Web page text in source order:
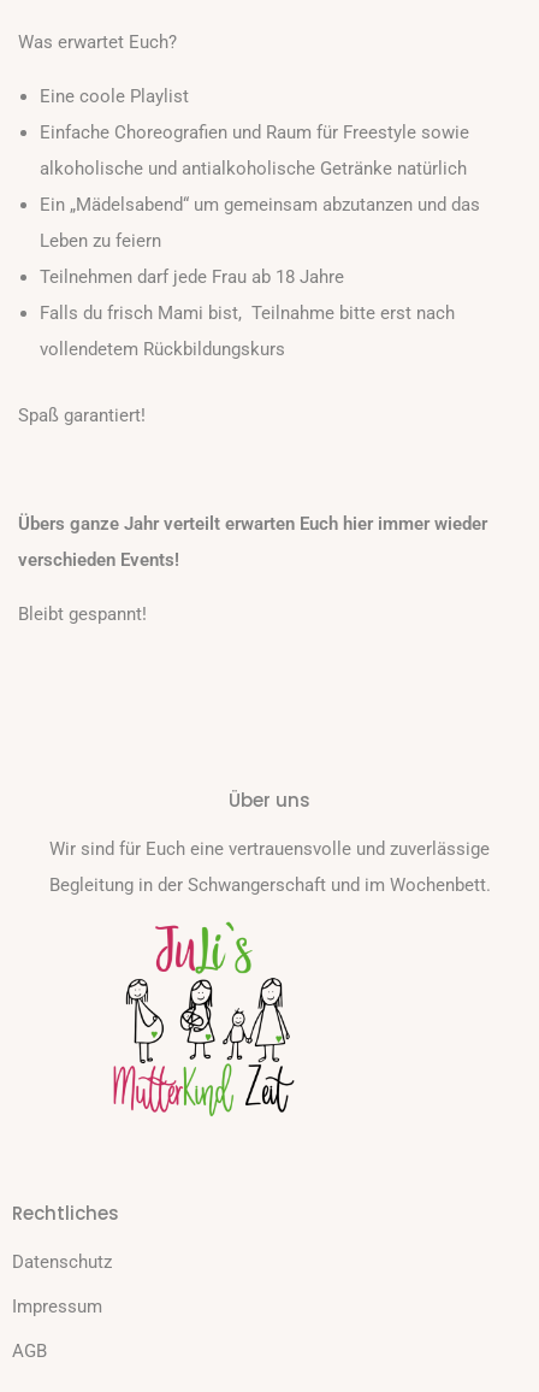
Was erwartet Euch?
Eine coole Playlist
Einfache Choreografien und Raum für Freestyle sowie
alkoholische und antialkoholische Getränke natürlich
Ein „Mädelsabend“ um gemeinsam abzutanzen und das
Leben zu feiern
Teilnehmen darf jede Frau ab 18 Jahre
Falls du frisch Mami bist, Teilnahme bitte erst nach
vollendetem Rückbildungskurs
Spaß garantiert!
Übers ganze Jahr verteilt erwarten Euch hier immer wieder
verschieden Events!
Bleibt gespannt!
Über uns
Wir sind für Euch eine vertrauensvolle und zuverlässige
Begleitung in der Schwangerschaft und im Wochenbett.
Rechtliches
Datenschutz
Impressum
AGB